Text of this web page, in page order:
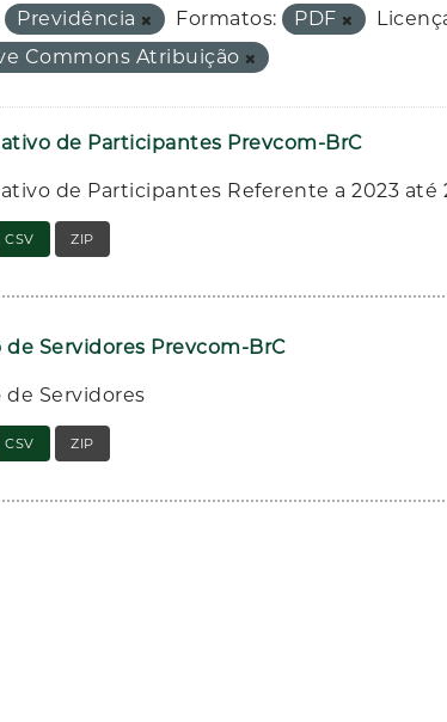
Previdência Formatos: PDF
Commons Atribuição
de Participantes Prevcom-BrC
de Participantes Referente a 2023 até
CSV ZIP
de Servidores Prevcom-BrC
de Servidores
CSV ZIP